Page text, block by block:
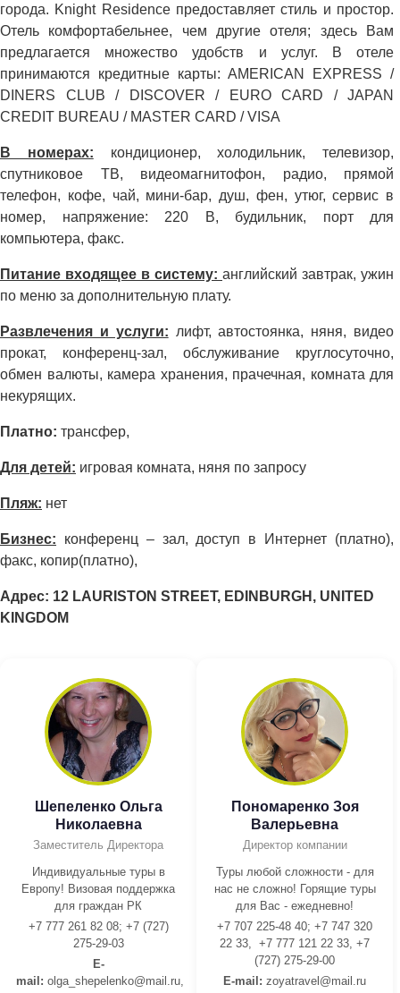
города. Knight Residence предоставляет стиль и простор.
Отель комфортабельнее, чем другие отеля; здесь Вам
предлагается множество удобств и услуг. В отеле
принимаются кредитные карты: AMERICAN EXPRESS /
DINERS CLUB / DISCOVER / EURO CARD / JAPAN
CREDIT BUREAU / MASTER CARD / VISA
В номерах: кондиционер, холодильник, телевизор,
спутниковое ТВ, видеомагнитофон, радио, прямой
телефон, кофе, чай, мини-бар, душ, фен, утюг, сервис в
номер, напряжение: 220 В, будильник, порт для
компьютера, факс.
Питание входящее в систему: английский завтрак, ужин
по меню за дополнительную плату.
Развлечения и услуги: лифт, автостоянка, няня, видео
прокат, конференц-зал, обслуживание круглосуточно,
обмен валюты, камера хранения, прачечная, комната для
некурящих.
Платно: трансфер,
Для детей: игровая комната, няня по запросу
Пляж: нет
Бизнес: конференц – зал, доступ в Интернет (платно),
факс, копир(платно),
Адрес: 12 LAURISTON STREET, EDINBURGH, UNITED
KINGDOM
Шепеленко Ольга
Николаевна
Заместитель Директора
Индивидуальные туры в
Европу! Визовая поддержка
для граждан РК
+7 777 261 82 08; +7 (727)
275-29-03
E-
mail: olga_shepelenko@mail.ru,
Пономаренко Зоя
Валерьевна
Директор компании
Туры любой сложности - для
нас не сложно! Горящие туры
для Вас - ежедневно!
+7 707 225-48 40; +7 747 320
22 33, +7 777 121 22 33, +7
(727) 275-29-00
E-mail: zoyatravel@mail.ru